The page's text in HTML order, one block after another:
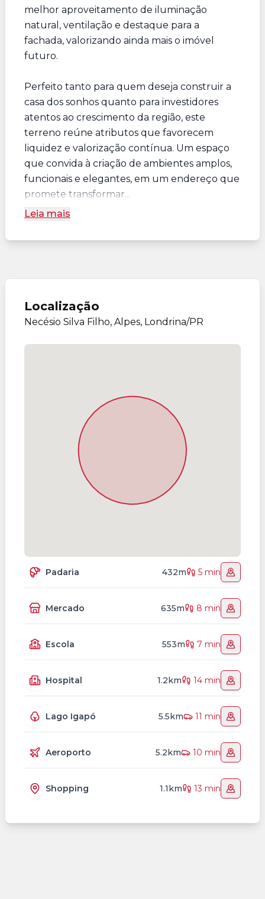
melhor aproveitamento de iluminação
natural, ventilação e destaque para a
fachada, valorizando ainda mais o imóvel
futuro.
Perfeito tanto para quem deseja construir a
casa dos sonhos quanto para investidores
atentos ao crescimento da região, este
terreno reúne atributos que favorecem
liquidez e valorização contínua. Um espaço
que convida à criação de ambientes amplos,
funcionais e elegantes, em um endereço que
promete transformar...
Leia mais
Localização
Necésio Silva Filho, Alpes, Londrina/PR
Padaria 432m 5 min
Mercado 635m 8 min
Escola 553m 7 min
Hospital 1.2km 14 min
Lago Igapó 5.5km 11 min
Aeroporto 5.2km 10 min
Shopping 1.1km 13 min